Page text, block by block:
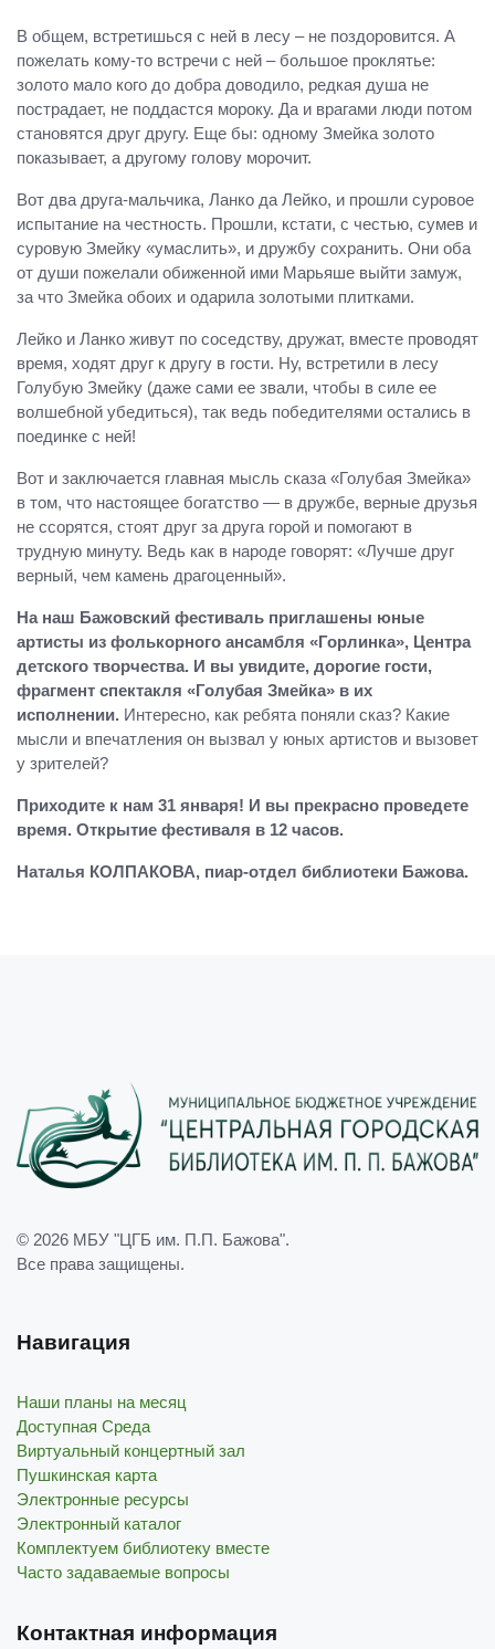
В общем, встретишься с ней в лесу – не поздоровится. А
пожелать кому-то встречи с ней – большое проклятье:
золото мало кого до добра доводило, редкая душа не
пострадает, не поддастся мороку. Да и врагами люди потом
становятся друг другу. Еще бы: одному Змейка золото
показывает, а другому голову морочит.
Вот два друга-мальчика, Ланко да Лейко, и прошли суровое
испытание на честность. Прошли, кстати, с честью, сумев и
суровую Змейку «умаслить», и дружбу сохранить. Они оба
от души пожелали обиженной ими Марьяше выйти замуж,
за что Змейка обоих и одарила золотыми плитками.
Лейко и Ланко живут по соседству, дружат, вместе проводят
время, ходят друг к другу в гости. Ну, встретили в лесу
Голубую Змейку (даже сами ее звали, чтобы в силе ее
волшебной убедиться), так ведь победителями остались в
поединке с ней!
Вот и заключается главная мысль сказа «Голубая Змейка»
в том, что настоящее богатство — в дружбе, верные друзья
не ссорятся, стоят друг за друга горой и помогают в
трудную минуту. Ведь как в народе говорят: «Лучше друг
верный, чем камень драгоценный».
На наш Бажовский фестиваль приглашены юные
артисты из фолькорного ансамбля «Горлинка», Центра
детского творчества. И вы увидите, дорогие гости,
фрагмент спектакля «Голубая Змейка» в их
исполнении. Интересно, как ребята поняли сказ? Какие
мысли и впечатления он вызвал у юных артистов и вызовет
у зрителей?
Приходите к нам 31 января! И вы прекрасно проведете
время. Открытие фестиваля в 12 часов.
Наталья КОЛПАКОВА, пиар-отдел библиотеки Бажова.
© 2026 МБУ "ЦГБ им. П.П. Бажова".
Все права защищены.
Навигация
Наши планы на месяц
Доступная Среда
Виртуальный концертный зал
Пушкинская карта
Электронные ресурсы
Электронный каталог
Комплектуем библиотеку вместе
Часто задаваемые вопросы
Контактная информация